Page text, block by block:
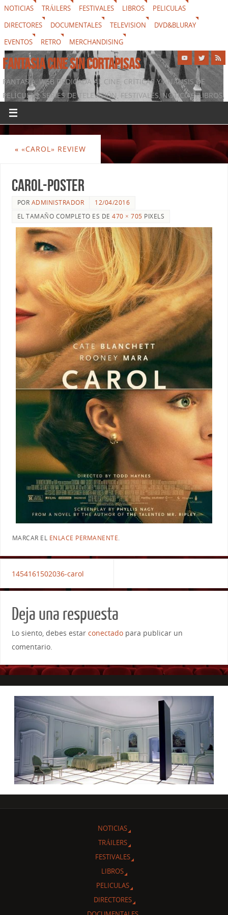
NOTICIAS TRÁILERS FESTIVALES LIBROS
PELICULAS
DIRECTORES
DOCUMENTALES TELEVISION
DVD&BLURAY
EVENTOS
RETRO MERCHANDISING
FANTASIA CINE SIN CORTAPISAS
FANTASIA, WEB DEDICADA AL CINE, CRÍTICAS Y ANÁLISIS DE
PELÍCULAS, SERIES DE TELEVISIÓN, FESTIVALES, NOTICIAS, LIBROS,
DVD & BLURAY, MERCHANDISING Y TODO LO QUE RODEA AL
SÉPTIMO ARTE
« «CAROL» REVIEW
carol-poster
POR ADMINISTRADOR
12/04/2016
EL TAMAÑO COMPLETO ES DE470 × 705 PIXELS
MARCAR EL ENLACE PERMANENTE.
1454161502036-carol
Deja una respuesta
Lo siento, debes estar conectadopara publicar un
comentario.
NOTICIAS
TRÁILERS
FESTIVALES
LIBROS
PELICULAS
DIRECTORES